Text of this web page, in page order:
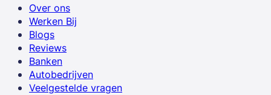
Over ons
Werken Bij
Blogs
Reviews
Banken
Autobedrijven
Veelgestelde vragen